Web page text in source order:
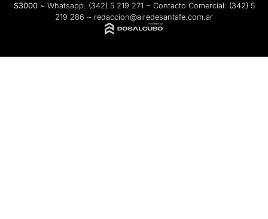
S3000 ~ Whatsapp: (342) 5 219 271 ~ Contacto Comercial: (342) 5
219 286 ~ redaccion@airedesantafe.com.ar